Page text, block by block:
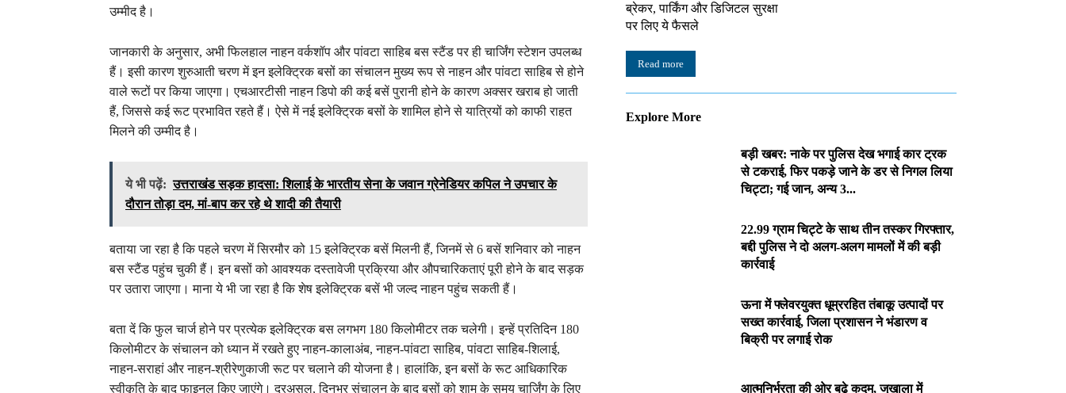
उम्मीद है।
जानकारी के अनुसार, अभी फिलहाल नाहन वर्कशॉप और पांवटा साहिब बस स्टैंड पर ही चार्जिंग स्टेशन उपलब्ध
हैं। इसी कारण शुरुआती चरण में इन इलेक्ट्रिक बसों का संचालन मुख्य रूप से नाहन और पांवटा साहिब से होने
वाले रूटों पर किया जाएगा। एचआरटीसी नाहन डिपो की कई बसें पुरानी होने के कारण अक्सर खराब हो जाती
हैं, जिससे कई रूट प्रभावित रहते हैं। ऐसे में नई इलेक्ट्रिक बसों के शामिल होने से यात्रियों को काफी राहत
मिलने की उम्मीद है।
ये भी पढ़ें: उत्तराखंड सड़क हादसा: शिलाई के भारतीय सेना के जवान ग्रेनेडियर कपिल ने उपचार के
दौरान तोड़ा दम, मां-बाप कर रहे थे शादी की तैयारी
बताया जा रहा है कि पहले चरण में सिरमौर को 15 इलेक्ट्रिक बसें मिलनी हैं, जिनमें से 6 बसें शनिवार को नाहन
बस स्टैंड पहुंच चुकी हैं। इन बसों को आवश्यक दस्तावेजी प्रक्रिया और औपचारिकताएं पूरी होने के बाद सड़क
पर उतारा जाएगा। माना ये भी जा रहा है कि शेष इलेक्ट्रिक बसें भी जल्द नाहन पहुंच सकती हैं।
बता दें कि फुल चार्ज होने पर प्रत्येक इलेक्ट्रिक बस लगभग 180 किलोमीटर तक चलेगी। इन्हें प्रतिदिन 180
किलोमीटर के संचालन को ध्यान में रखते हुए नाहन-कालाअंब, नाहन-पांवटा साहिब, पांवटा साहिब-शिलाई,
नाहन-सराहां और नाहन-श्रीरेणुकाजी रूट पर चलाने की योजना है। हालांकि, इन बसों के रूट आधिकारिक
स्वीकृति के बाद फाइनल किए जाएंगे। दरअसल, दिनभर संचालन के बाद बसों को शाम के समय चार्जिंग के लिए
ब्रेकर, पार्किंग और डिजिटल सुरक्षा
पर लिए ये फैसले
Read more
Explore More
बड़ी खबर: नाके पर पुलिस देख भगाई कार ट्रक
से टकराई, फिर पकड़े जाने के डर से निगल लिया
चिट्टा; गई जान, अन्य 3...
22.99 ग्राम चिट्टे के साथ तीन तस्कर गिरफ्तार,
बद्दी पुलिस ने दो अलग-अलग मामलों में की बड़ी
कार्रवाई
ऊना में फ्लेवरयुक्त धूम्ररहित तंबाकू उत्पादों पर
सख्त कार्रवाई, जिला प्रशासन ने भंडारण व
बिक्री पर लगाई रोक
आत्मनिर्भरता की ओर बढ़े कदम, जुखाला में